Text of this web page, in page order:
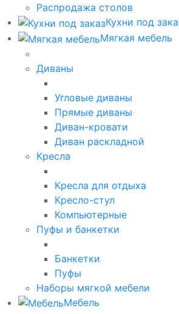
Распродажа столов
Кухни под
Мягкая мебель
Диваны
Угловые диваны
Прямые диваны
Диван-кровати
Диван раскладной
Кресла
Кресла для отдыха
Кресло-стул
Компьютерные
Пуфы и банкетки
Банкетки
Пуфы
Наборы мягкой мебели
Мебель